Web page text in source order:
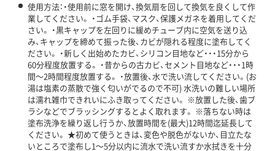
使用方法：・使用前に窓を開け、換気扇を回して換気を良くして作
業してください。 ・ゴム手袋、マスク、保護メガネを着用してくだ
さい。 ・黒キャップを左回りに緩めチューブ内に空気を送り込
み、キャップを締めて振った後、カビが隠れる程度に塗布してく
ださい。 ・新しく出始めたカビ、シリコン目地など・・・15分から
60分程度放置する。 ・昔からの古カビ、セメント目地など・・・1時
間～2時間程度放置する。 ・放置後、水で洗い流してください。(お
湯は塩素の蒸散で強く匂いがでるので不可) 水洗いの難しい場所
は濡れ雑巾できれいにふき取ってください。 ※放置した後、歯ブ
ラシなどでブラッシングするとよく取れます。 ※落ちない時は
塗布洗浄を繰り返し行うか、放置時間を(最大)12時間迄延長して
ください。 ★初めて使うときは、変色や脱色がないか、目立たな
いところで塗布し1～5分以内に流水で洗い流すか水拭きを十分